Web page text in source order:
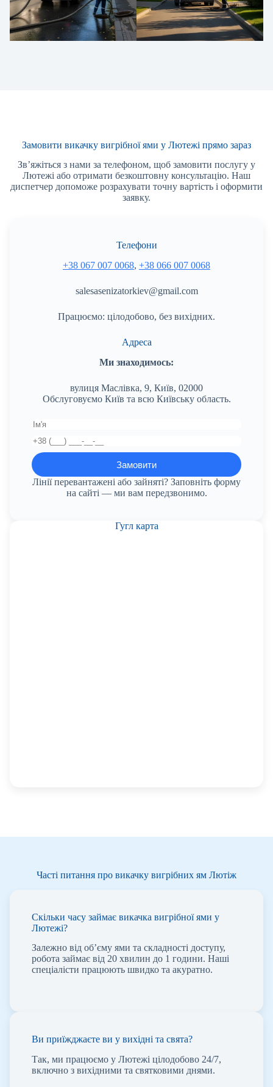
Замовити викачку вигрібної ями у Лютежі прямо зараз
Зв’яжіться з нами за телефоном, щоб замовити послугу у
Лютежі або отримати безкоштовну консультацію. Наш
диспетчер допоможе розрахувати точну вартість і оформити
заявку.
Телефони
+38 067 007 0068, +38 066 007 0068
salesasenizatorkiev@gmail.com
Працюємо: цілодобово, без вихідних.
Адреса
Ми знаходимось:
вулиця Маслівка, 9, Київ, 02000
Обслуговуємо Київ та всю Київську область.
Лінії перевантажені або зайняті? Заповніть форму
на сайті — ми вам передзвонимо.
Гугл карта
Часті питання про викачку вигрібних ям Лютіж
Скільки часу займає викачка вигрібної ями у
Лютежі?
Залежно від об’єму ями та складності доступу,
робота займає від 20 хвилин до 1 години. Наші
спеціалісти працюють швидко та акуратно.
Ви приїжджаєте ви у вихідні та свята?
Так, ми працюємо у Лютежі цілодобово 24/7,
включно з вихідними та святковими днями.